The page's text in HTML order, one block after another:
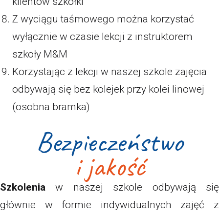
Z wyciągu taśmowego można korzystać
wyłącznie w czasie lekcji z instruktorem
szkoły M&M
Korzystając z lekcji w naszej szkole zajęcia
odbywają się bez kolejek przy kolei linowej
(osobna bramka)
Bezpieczeństwo
i jakość
Szkolenia w naszej szkole odbywają się
głównie w formie indywidualnych zajęć z